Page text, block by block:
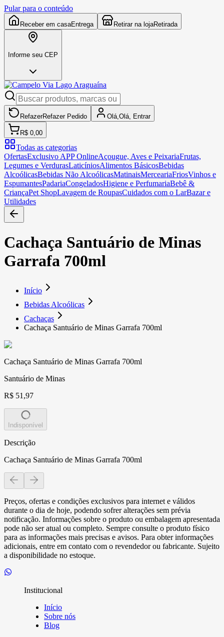
Pular para o conteúdo
Receber em casaEntrega Retirar na lojaRetirada
Informe seu CEP
RefazerRefazer Pedido Olá, Olá, Entrar
R$ 0,00
Todas as categorias
OfertasExclusivo APP OnlineAçougue, Aves e PeixariaFrutas,
Legumes e VerdurasLaticíniosAlimentos BásicosBebidas
AlcoólicasBebidas Não AlcoólicasMatinaisMerceariaFriosVinhos e
EspumantesPadariaCongeladosHigiene e PerfumariaBebê &
CriançaPet ShopLavagem de RoupasCuidados com o LarBazar e
Utilidades
Cachaça Santuário de Minas
Garrafa 700ml
Início
Bebidas Alcoólicas
Cachaças
Cachaça Santuário de Minas Garrafa 700ml
Cachaça Santuário de Minas Garrafa 700ml
Santuário de Minas
R$ 51,97
Indisponível
Descrição
Cachaça Santuário de Minas Garrafa 700ml
Preços, ofertas e condições exclusivos para internet e válidos
durante o dia de hoje, podendo sofrer alterações sem prévia
notificação. Informações sobre o produto ou embalagem apresentada
pode não ser atual ou completo. Sempre consulte o produto físico
para as informações mais precisas e avisos. Para obter informações
adicionais, entre em contato com o revendedor ou fabricante. Sujeito
a disponibilidade no estoque.
Institucional
Início
Sobre nós
Blog